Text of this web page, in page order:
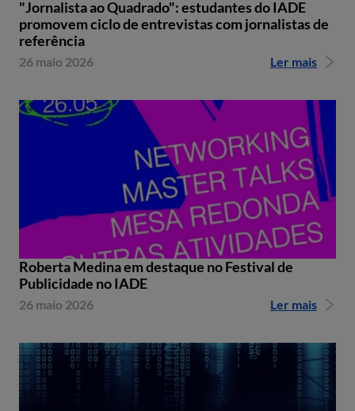
"Jornalista ao Quadrado": estudantes do IADE
promovem ciclo de entrevistas com jornalistas de
referência
26 maio 2026 Ler mais
Roberta Medina em destaque no Festival de
Publicidade no IADE
26 maio 2026 Ler mais